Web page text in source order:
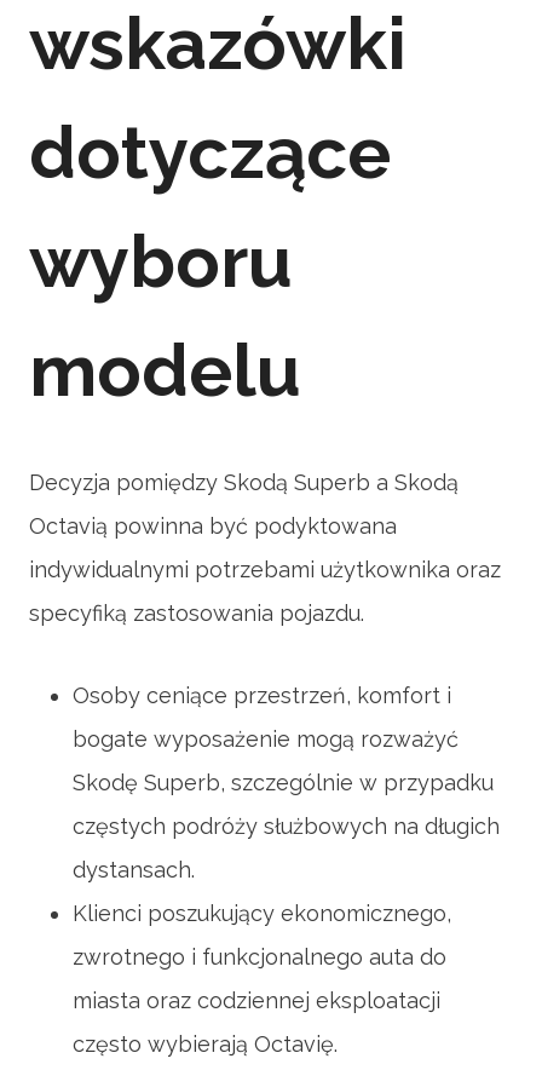
wskazówki
dotyczące
wyboru
modelu
Decyzja pomiędzy Skodą Superb a Skodą
Octavią powinna być podyktowana
indywidualnymi potrzebami użytkownika oraz
specyfiką zastosowania pojazdu.
Osoby ceniące przestrzeń, komfort i
bogate wyposażenie mogą rozważyć
Skodę Superb, szczególnie w przypadku
częstych podróży służbowych na długich
dystansach.
Klienci poszukujący ekonomicznego,
zwrotnego i funkcjonalnego auta do
miasta oraz codziennej eksploatacji
często wybierają Octavię.